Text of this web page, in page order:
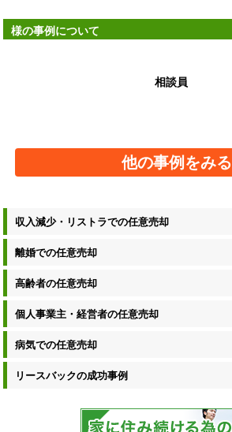
様の事例について
相談員
他の事例をみる
収入減少・リストラでの任意売却
離婚での任意売却
高齢者の任意売却
個人事業主・経営者の任意売却
病気での任意売却
リースバックの成功事例